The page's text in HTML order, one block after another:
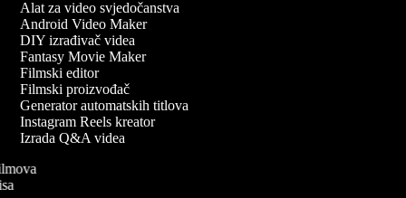
Alat za video svjedočanstva
Android Video Maker
DIY izrađivač videa
Fantasy Movie Maker
Filmski editor
Filmski proizvođač
Generator automatskih titlova
Instagram Reels kreator
Izrada Q&A videa